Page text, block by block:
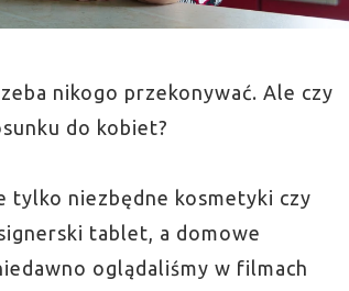
nikogo przekonywać. Ale czy
do kobiet?
tylko niezbędne kosmetyki czy
tablet, a domowe
oglądaliśmy w filmach